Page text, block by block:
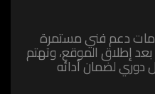
دعم فني مستمرة
إطلاق الموقع، وتهتم
دوري لضمان أدائه